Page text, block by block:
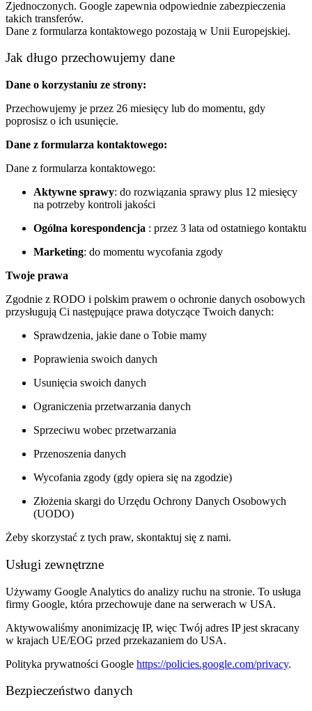
Zjednoczonych. Google zapewnia odpowiednie zabezpieczenia
takich transferów.
Dane z formularza kontaktowego pozostają w Unii Europejskiej.
Jak długo przechowujemy dane
Dane o korzystaniu ze strony:
Przechowujemy je przez 26 miesięcy lub do momentu, gdy
poprosisz o ich usunięcie.
Dane z formularza kontaktowego:
Dane z formularza kontaktowego:
Aktywne sprawy: do rozwiązania sprawy plus 12 miesięcy
na potrzeby kontroli jakości
Ogólna korespondencja : przez 3 lata od ostatniego kontaktu
Marketing: do momentu wycofania zgody
Twoje prawa
Zgodnie z RODO i polskim prawem o ochronie danych osobowych
przysługują Ci następujące prawa dotyczące Twoich danych:
Sprawdzenia, jakie dane o Tobie mamy
Poprawienia swoich danych
Usunięcia swoich danych
Ograniczenia przetwarzania danych
Sprzeciwu wobec przetwarzania
Przenoszenia danych
Wycofania zgody (gdy opiera się na zgodzie)
Złożenia skargi do Urzędu Ochrony Danych Osobowych
(UODO)
Żeby skorzystać z tych praw, skontaktuj się z nami.
Usługi zewnętrzne
Używamy Google Analytics do analizy ruchu na stronie. To usługa
firmy Google, która przechowuje dane na serwerach w USA.
Aktywowaliśmy anonimizację IP, więc Twój adres IP jest skracany
w krajach UE/EOG przed przekazaniem do USA.
Polityka prywatności Google https://policies.google.com/privacy.
Bezpieczeństwo danych